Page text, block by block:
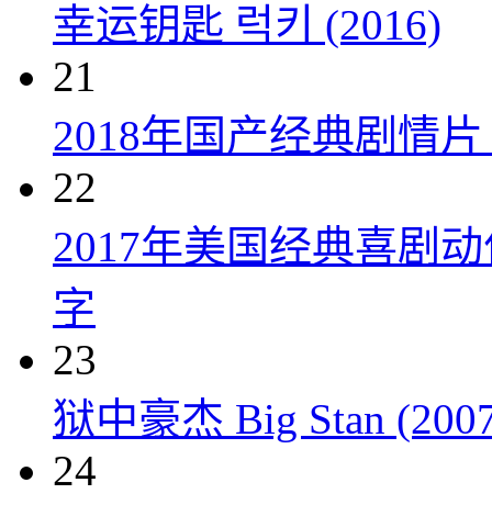
幸运钥匙 럭키 (2016)
21
2018年国产经典剧情
22
2017年美国经典喜剧
字
23
狱中豪杰 Big Stan
24